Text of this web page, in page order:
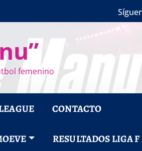
femenino
CONTACTO
RESULTADOS LIGA